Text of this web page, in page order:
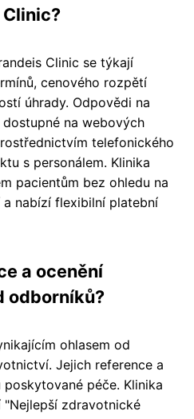
Clinic se týkají
cenového rozpětí
úhrady. Odpovědi na
na webových
telefonického
s personálem. Klinika
pacientům bez ohledu na
nabízí flexibilní platební
a ocenění
odborníků?
ohlasem od
Jejich reference a
péče. Klinika
"Nejlepší zdravotnické